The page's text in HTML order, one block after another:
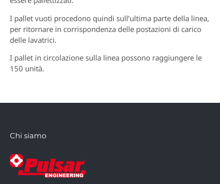
I pallet vuoti procedono quindi sull’ultima parte della linea,
per ritornare in corrispondenza delle postazioni di carico
delle lavatrici.
I pallet in circolazione sulla linea possono raggiungere le
150 unità.
Chi siamo